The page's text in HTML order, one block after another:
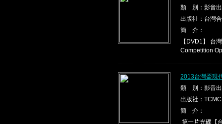
類 別：影音
出版社：台灣
簡 介：
【DVD1】 台
Competition
2013台灣盃現
類 別：影音
出版社：TCMC
簡 介：
第一片光碟【